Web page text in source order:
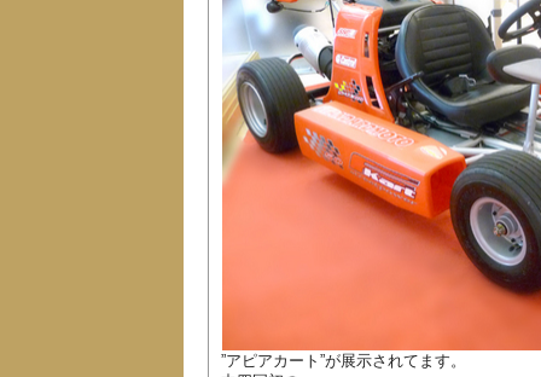
”アピアカート”が展示されてます。